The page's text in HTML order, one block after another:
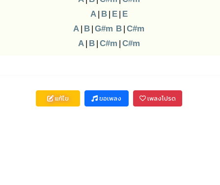
A | B | E | E
A | B | G#m B | C#m
A | B | C#m | C#m
แก้ไข ขอเพลง เพลงโปรด